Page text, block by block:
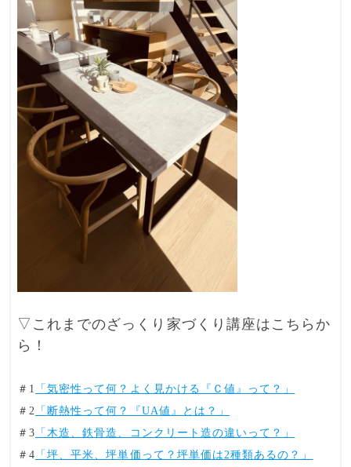
▽これまでのざっくり家づくり講座はこちらか
ら！
＃1
「気密性って何？よく見かける『Ｃ値』って？」
＃2 「断熱性って何？『UA値』とは？」
＃3 「木造、鉄骨造、コンクリート造の違いって？」
＃4 「坪、平米、坪単価って？坪単価は2種類あるの？」